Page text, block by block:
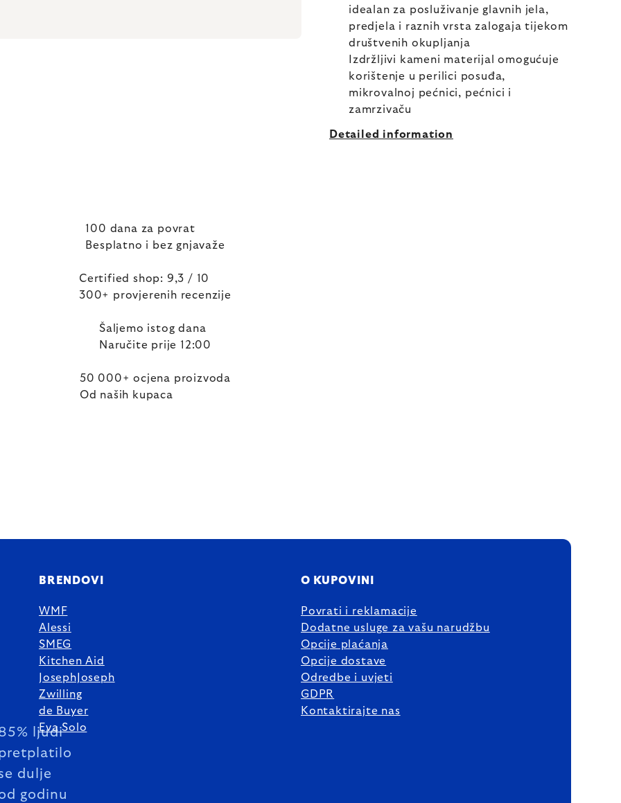
idealan za posluživanje glavnih jela,
predjela i raznih vrsta zalogaja tijekom
društvenih okupljanja
Izdržljivi kameni materijal omogućuje
korištenje u perilici posuđa,
mikrovalnoj pećnici, pećnici i
zamrzivaču
Detailed information
100 dana za povrat
Besplatno i bez gnjavaže
Certified shop: 9,3 / 10
300+ provjerenih recenzije
Šaljemo istog dana
Naručite prije 12:00
50 000+ ocjena proizvoda
Od naših kupaca
ljudi
dulje
godinu
BRENDOVI
WMF
Alessi
SMEG
Kitchen Aid
JosephJoseph
Zwilling
de Buyer
Eva Solo
O KUPOVINI
Povrati i reklamacije
Dodatne usluge za vašu narudžbu
Opcije plaćanja
Opcije dostave
Odredbe i uvjeti
GDPR
Kontaktirajte nas